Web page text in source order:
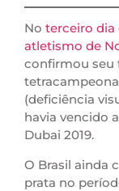
No terceiro dia
atletismo de
confirmou seu
(deficiência
havia vencido
Dubai 2019.
O Brasil ainda
prata no